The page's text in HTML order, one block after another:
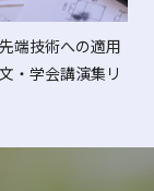
端技術への適用
・学会講演集リ